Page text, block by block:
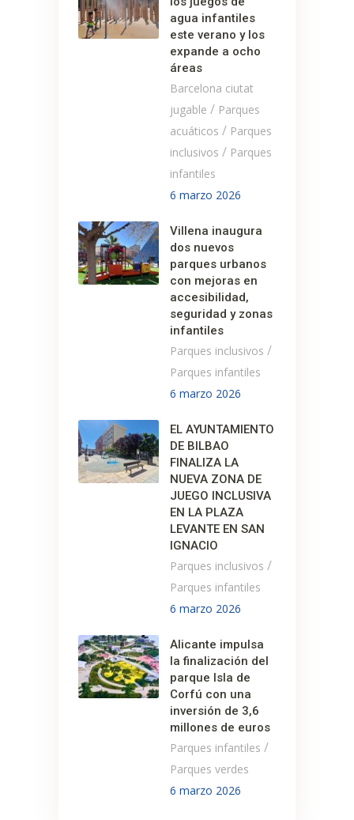
agua infantiles
este verano y los
expande a ocho
áreas
Barcelona ciutat
jugable / Parques
acuáticos / Parques
inclusivos / Parques
infantiles
6 marzo 2026
Villena inaugura
dos nuevos
parques urbanos
con mejoras en
accesibilidad,
seguridad y zonas
infantiles
Parques inclusivos /
Parques infantiles
6 marzo 2026
EL AYUNTAMIENTO
DE BILBAO
FINALIZA LA
NUEVA ZONA DE
JUEGO INCLUSIVA
EN LA PLAZA
LEVANTE EN SAN
IGNACIO
Parques inclusivos /
Parques infantiles
6 marzo 2026
Alicante impulsa
la finalización del
parque Isla de
Corfú con una
inversión de 3,6
millones de euros
Parques infantiles /
Parques verdes
6 marzo 2026